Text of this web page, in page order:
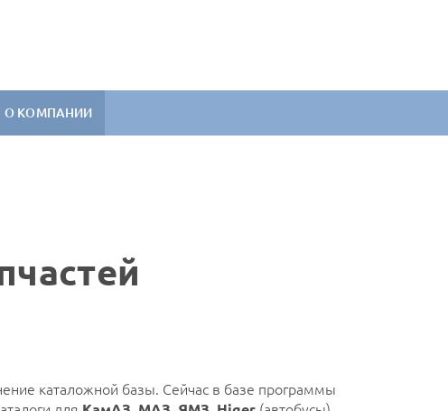
О КОМПАНИИ
каталожной базы. Сейчас в базе программы